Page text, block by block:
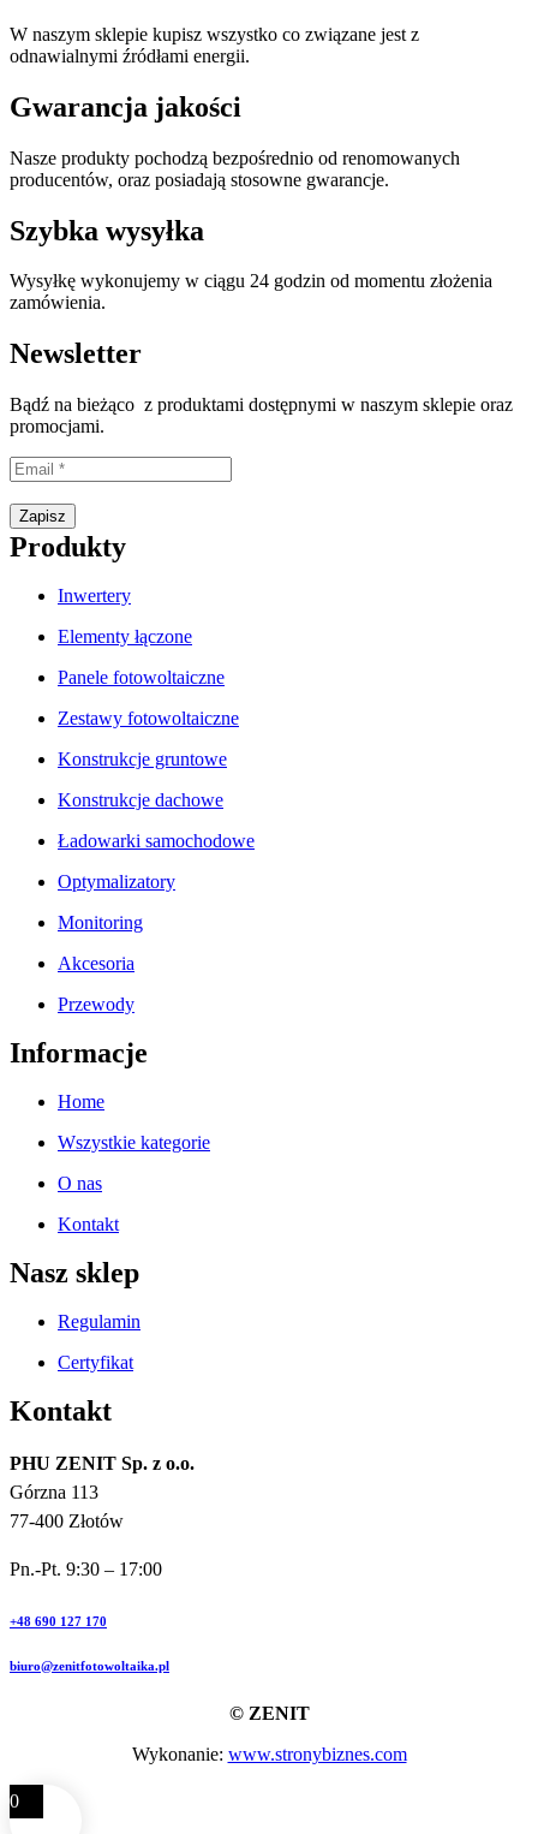
W naszym sklepie kupisz wszystko co związane jest z
odnawialnymi źródłami energii.
Gwarancja jakości
Nasze produkty pochodzą bezpośrednio od renomowanych
producentów, oraz posiadają stosowne gwarancje.
Szybka wysyłka
Wysyłkę wykonujemy w ciągu 24 godzin od momentu złożenia
zamówienia.
Newsletter
Bądź na bieżąco z produktami dostępnymi w naszym sklepie oraz
promocjami.
Zapisz
Produkty
Inwertery
Elementy łączone
Panele fotowoltaiczne
Zestawy fotowoltaiczne
Konstrukcje gruntowe
Konstrukcje dachowe
Ładowarki samochodowe
Optymalizatory
Monitoring
Akcesoria
Przewody
Informacje
Home
Wszystkie kategorie
O nas
Kontakt
Nasz sklep
Regulamin
Certyfikat
Kontakt
PHU ZENIT Sp. z o.o.
Górzna 113
77-400 Złotów
Pn.-Pt. 9:30 – 17:00
+48 690 127 170
biuro@zenitfotowoltaika.pl
© ZENIT
Wykonanie: www.stronybiznes.com
0